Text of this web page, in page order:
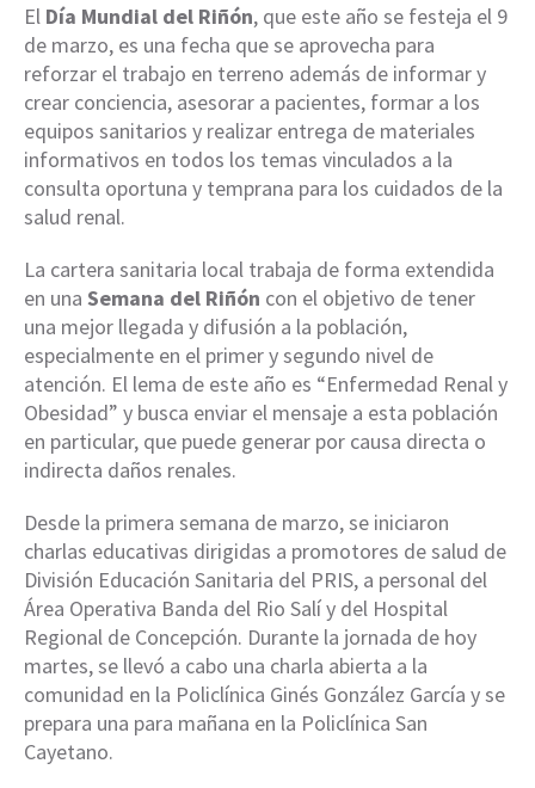
El Día Mundial del Riñón, que este año se festeja el 9
de marzo, es una fecha que se aprovecha para
reforzar el trabajo en terreno además de informar y
crear conciencia, asesorar a pacientes, formar a los
equipos sanitarios y realizar entrega de materiales
informativos en todos los temas vinculados a la
consulta oportuna y temprana para los cuidados de la
salud renal.
La cartera sanitaria local trabaja de forma extendida
en una Semana del Riñón con el objetivo de tener
una mejor llegada y difusión a la población,
especialmente en el primer y segundo nivel de
atención. El lema de este año es “Enfermedad Renal y
Obesidad” y busca enviar el mensaje a esta población
en particular, que puede generar por causa directa o
indirecta daños renales.
Desde la primera semana de marzo, se iniciaron
charlas educativas dirigidas a promotores de salud de
División Educación Sanitaria del PRIS, a personal del
Área Operativa Banda del Rio Salí y del Hospital
Regional de Concepción. Durante la jornada de hoy
martes, se llevó a cabo una charla abierta a la
comunidad en la Policlínica Ginés González García y se
prepara una para mañana en la Policlínica San
Cayetano.